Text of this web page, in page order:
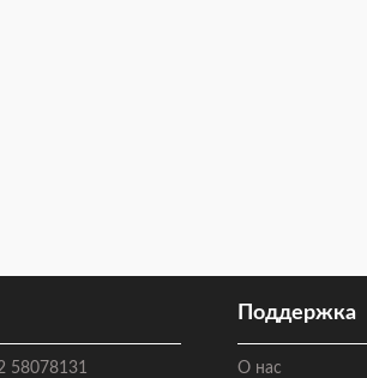
58078131
Поддержка
О нас